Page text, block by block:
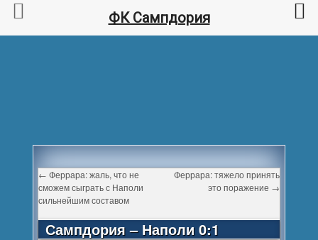
← Феррара: жаль, что не
сможем сыграть с Наполи
сильнейшим составом
Феррара: тяжело принять
это поражение →
Сампдория – Наполи 0:1
ФК Сампдория